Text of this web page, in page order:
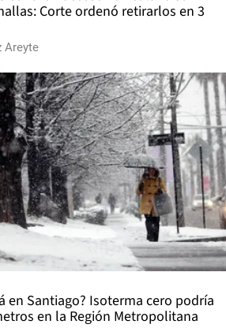
Corte ordenó retirarlos en 3
Areyte
en Santiago? Isoterma cero podría
en la Región Metropolitana